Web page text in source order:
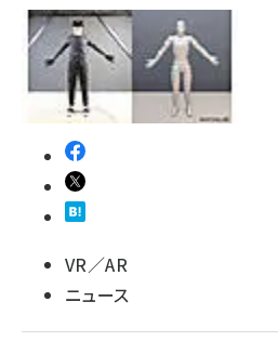
abc123 (1346)
VR／AR
ニュース